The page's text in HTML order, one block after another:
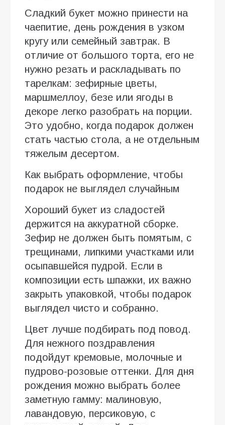
Сладкий букет можно принести на
чаепитие, день рождения в узком
кругу или семейный завтрак. В
отличие от большого торта, его не
нужно резать и раскладывать по
тарелкам: зефирные цветы,
маршмеллоу, безе или ягоды в
декоре легко разобрать на порции.
Это удобно, когда подарок должен
стать частью стола, а не отдельным
тяжелым десертом.
Как выбрать оформление, чтобы
подарок не выглядел случайным
Хороший букет из сладостей
держится на аккуратной сборке.
Зефир не должен быть помятым, с
трещинами, липкими участками или
осыпавшейся пудрой. Если в
композиции есть шпажки, их важно
закрыть упаковкой, чтобы подарок
выглядел чисто и собранно.
Цвет лучше подбирать под повод.
Для нежного поздравления
подойдут кремовые, молочные и
пудрово-розовые оттенки. Для дня
рождения можно выбрать более
заметную гамму: малиновую,
лавандовую, персиковую, с